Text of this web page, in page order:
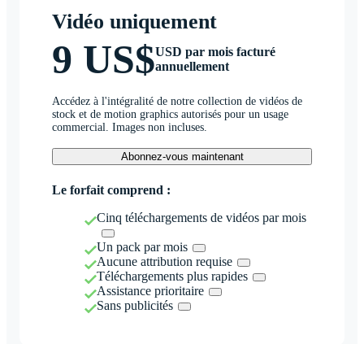
Vidéo uniquement
9 US$USD par mois facturé
annuellement
Accédez à l'intégralité de notre collection de vidéos de
stock et de motion graphics autorisés pour un usage
commercial. Images non incluses.
Abonnez-vous maintenant
Le forfait comprend :
Cinq téléchargements de vidéos par mois
Un pack par mois
Aucune attribution requise
Téléchargements plus rapides
Assistance prioritaire
Sans publicités